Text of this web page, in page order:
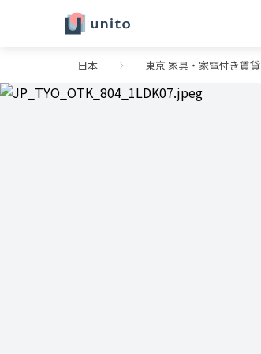
日本 東京 家具・家電付き賃貸